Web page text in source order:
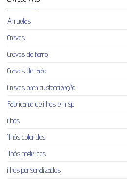
Arruelas
Cravos
Cravos de ferro
Cravos de latão
Cravos para customização
Fabricante de ilhos em sp
ilhós
Ilhós coloridos
Ilhós metálicos
ilhos personalizados